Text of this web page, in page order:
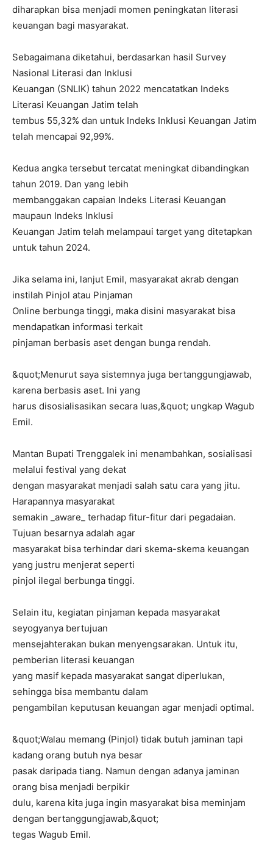
diharapkan bisa menjadi momen peningkatan literasi
keuangan bagi masyarakat.
Sebagaimana diketahui, berdasarkan hasil Survey
Nasional Literasi dan Inklusi
Keuangan (SNLIK) tahun 2022 mencatatkan Indeks
Literasi Keuangan Jatim telah
tembus 55,32% dan untuk Indeks Inklusi Keuangan Jatim
telah mencapai 92,99%.
Kedua angka tersebut tercatat meningkat dibandingkan
tahun 2019. Dan yang lebih
membanggakan capaian Indeks Literasi Keuangan
maupaun Indeks Inklusi
Keuangan Jatim telah melampaui target yang ditetapkan
untuk tahun 2024.
Jika selama ini, lanjut Emil, masyarakat akrab dengan
instilah Pinjol atau Pinjaman
Online berbunga tinggi, maka disini masyarakat bisa
mendapatkan informasi terkait
pinjaman berbasis aset dengan bunga rendah.
&quot;Menurut saya sistemnya juga bertanggungjawab,
karena berbasis aset. Ini yang
harus disosialisasikan secara luas,&quot; ungkap Wagub
Emil.
Mantan Bupati Trenggalek ini menambahkan, sosialisasi
melalui festival yang dekat
dengan masyarakat menjadi salah satu cara yang jitu.
Harapannya masyarakat
semakin _aware_ terhadap fitur-fitur dari pegadaian.
Tujuan besarnya adalah agar
masyarakat bisa terhindar dari skema-skema keuangan
yang justru menjerat seperti
pinjol ilegal berbunga tinggi.
Selain itu, kegiatan pinjaman kepada masyarakat
seyogyanya bertujuan
mensejahterakan bukan menyengsarakan. Untuk itu,
pemberian literasi keuangan
yang masif kepada masyarakat sangat diperlukan,
sehingga bisa membantu dalam
pengambilan keputusan keuangan agar menjadi optimal.
&quot;Walau memang (Pinjol) tidak butuh jaminan tapi
kadang orang butuh nya besar
pasak daripada tiang. Namun dengan adanya jaminan
orang bisa menjadi berpikir
dulu, karena kita juga ingin masyarakat bisa meminjam
dengan bertanggungjawab,&quot;
tegas Wagub Emil.